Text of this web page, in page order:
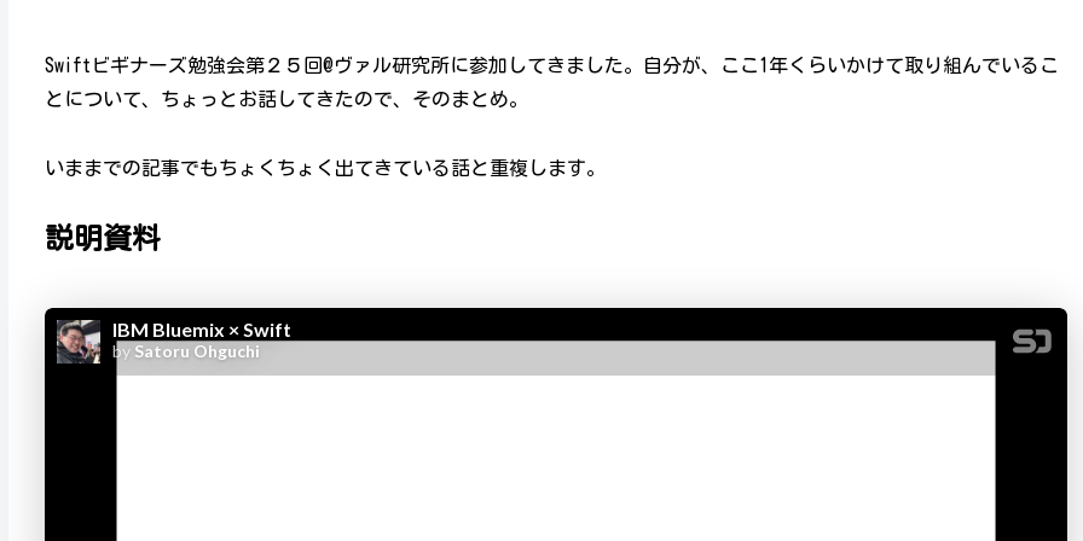
Swiftビギナーズ勉強会第２５回@ヴァル研究所に参加してきました。自分が、ここ1年くらいかけて取り組んでいるこ
とについて、ちょっとお話してきたので、そのまとめ。
いままでの記事でもちょくちょく出てきている話と重複します。
説明資料